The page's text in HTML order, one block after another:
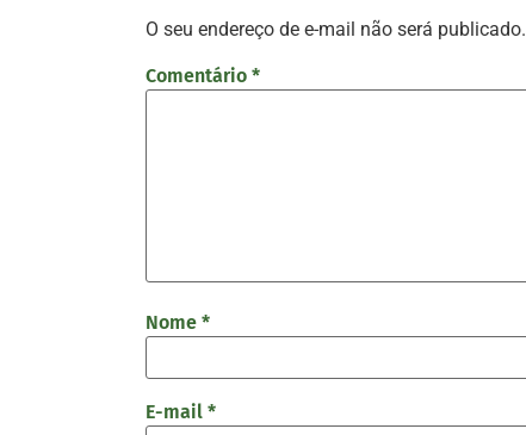
O seu endereço de e-mail não será publicado.
Comentário *
Nome *
E-mail *